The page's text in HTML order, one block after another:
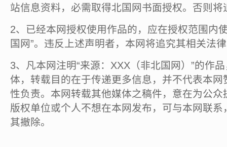
站信息资料，必需取得北国网书面授权。否则将
2、已经本网授权使用作品的，应在授权范围内
国网”。违反上述声明者，本网将追究其相关法
3、凡本网注明“来源：XXX（非北国网）”的作
体，转载目的在于传递更多信息，并不代表本
性负责。本网转载其他媒体之稿件，意在为公
版权单位或个人不想在本网发布，可与本网联
其撤除。